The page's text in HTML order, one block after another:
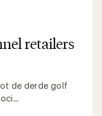
retailers
de derde golf